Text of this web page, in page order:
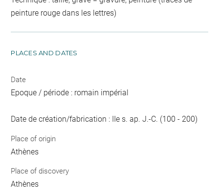
peinture rouge dans les lettres)
PLACES AND DATES
Date
Epoque / période : romain impérial
Date de création/fabrication : IIe s. ap. J.-C. (100 - 200)
Place of origin
Athènes
Place of discovery
Athènes